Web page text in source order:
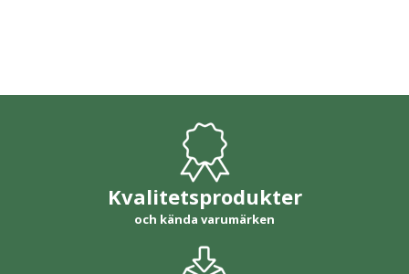
Kvalitetsprodukter
och kända varumärken